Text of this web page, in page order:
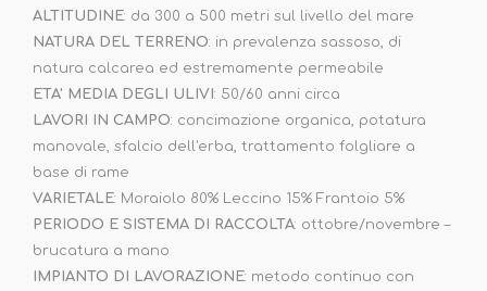
ALTITUDINE: da 300 a 500 metri sul livello del mare
NATURA DEL TERRENO: in prevalenza sassoso, di
natura calcarea ed estremamente permeabile
ETA' MEDIA DEGLI ULIVI : 50/60 anni circa
LAVORI IN CAMPO: concimazione organica, potatura
manovale, sfalcio dell'erba, trattamento folgliare a
base di rame
VARIETALE: Moraiolo 80% Leccino 15% Frantoio 5%
PERIODO E SISTEMA DI RACCOLTA: ottobre/novembre –
brucatura a mano
IMPIANTO DI LAVORAZIONE: metodo continuo con